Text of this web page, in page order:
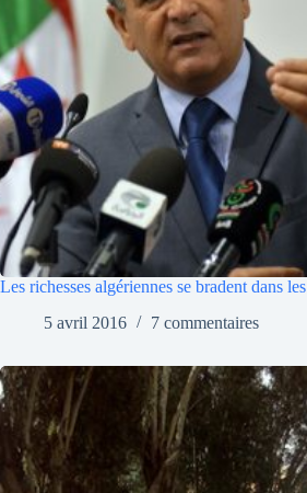
Les richesses algériennes se bradent dans
5 avril 2016
7 commentaires